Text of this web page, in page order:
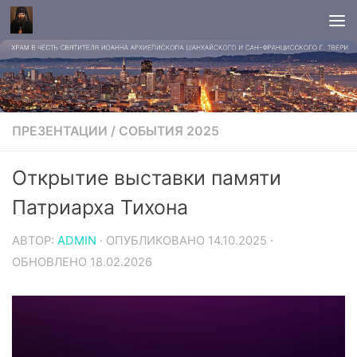
ПРЕЗЕНТАЦИИ / СОБЫТИЯ 2025
Открытие выставки памяти
Патриарха Тихона
АВТОР: ADMIN · ОПУБЛИКОВАНО 14.10.2025 ·
ОБНОВЛЕНО 18.02.2026